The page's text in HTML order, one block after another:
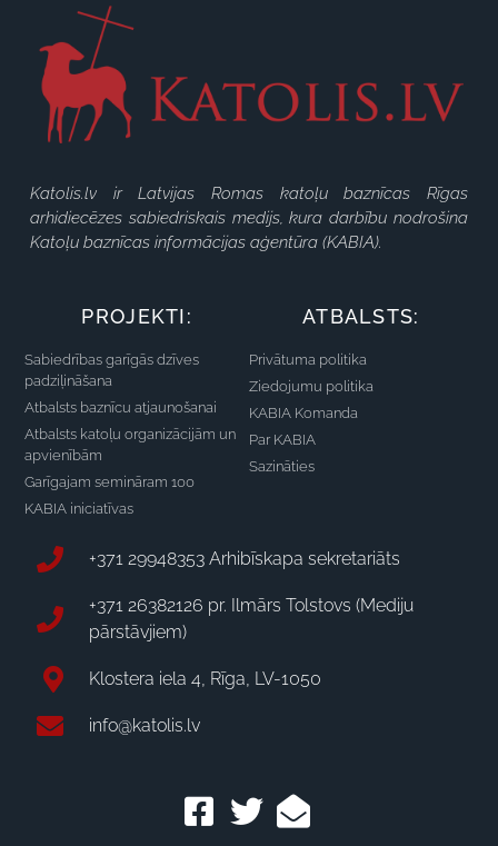
Katolis.lv ir Latvijas Romas katoļu baznīcas Rīgas
arhidiecēzes sabiedriskais medijs, kura darbību nodrošina
Katoļu baznīcas informācijas aģentūra (KABIA).
PROJEKTI:
Sabiedrības garīgās dzīves
padziļināšana
Atbalsts baznīcu atjaunošanai
Atbalsts katoļu organizācijām un
apvienībām
Garīgajam semināram 100
KABIA iniciatīvas
ATBALSTS:
Privātuma politika
Ziedojumu politika
KABIA Komanda
Par KABIA
Sazināties
+371 29948353 Arhibīskapa sekretariāts
+371 26382126 pr. Ilmārs Tolstovs (Mediju
pārstāvjiem)
Klostera iela 4, Rīga, LV-1050
info@katolis.lv